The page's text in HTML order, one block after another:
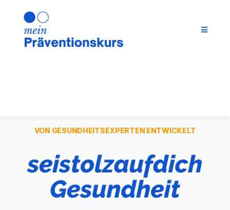
VON GESUNDHEITSEXPERTEN ENTWICKELT